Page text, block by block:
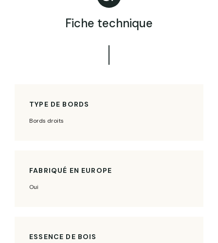
Fiche technique
TYPE DE BORDS
Bords droits
FABRIQUÉ EN EUROPE
Oui
ESSENCE DE BOIS